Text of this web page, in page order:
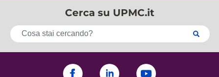
Cerca su UPMC.it